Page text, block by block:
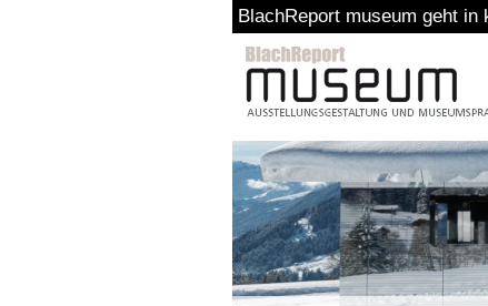
BlachReport museum geht in